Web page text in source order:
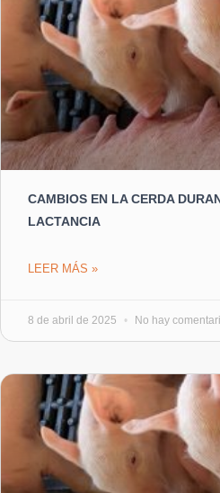
CAMBIOS EN LA CERDA
LACTANCIA
LEER MÁS »
8 de abril de 2025 No hay